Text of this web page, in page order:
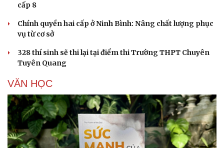
Sân khấu - Điện ảnh
Văn học
Âm nhạc
Di sản
Thời trang
Sao Việt
cấp 8
Chính quyền hai cấp ở Ninh Bình: Nâng chất lượng phục
vụ từ cơ sở
328 thí sinh sẽ thi lại tại điểm thi Trường THPT Chuyên
Tuyên Quang
VĂN HỌC